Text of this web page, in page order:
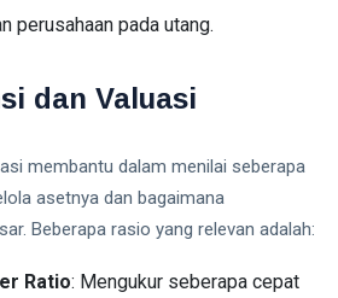
perusahaan pada utang.
dan Valuasi
membantu dalam menilai seberapa
asetnya dan bagaimana
Beberapa rasio yang relevan adalah:
Ratio: Mengukur seberapa cepat